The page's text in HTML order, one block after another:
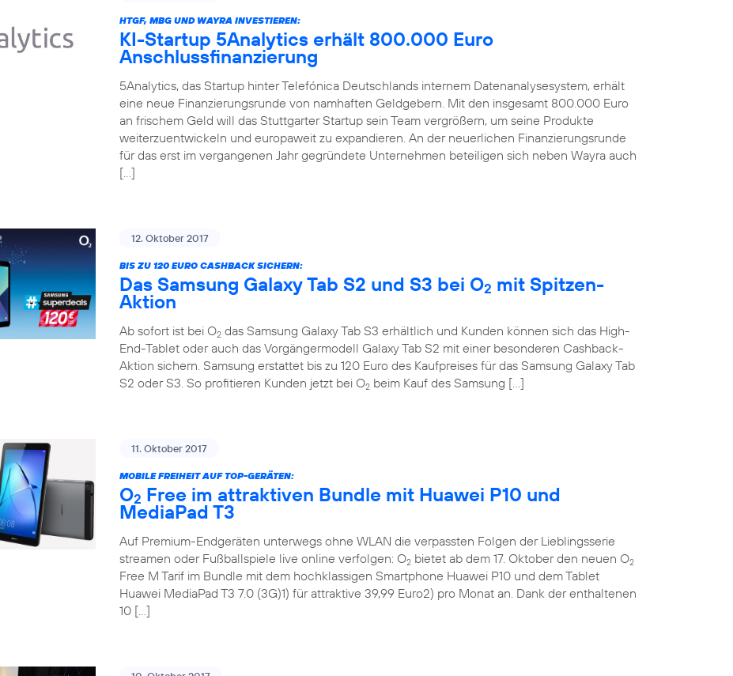
HTGF, MBG UND WAYRA INVESTIEREN:
KI-Startup 5Analytics erhält 800.000 Euro
Anschlussfinanzierung
5Analytics, das Startup hinter Telefónica Deutschlands internem Datenanalysesystem, erhält
eine neue Finanzierungsrunde von namhaften Geldgebern. Mit den insgesamt 800.000 Euro
an frischem Geld will das Stuttgarter Startup sein Team vergrößern, um seine Produkte
weiterzuentwickeln und europaweit zu expandieren. An der neuerlichen Finanzierungsrunde
für das erst im vergangenen Jahr gegründete Unternehmen beteiligen sich neben Wayra auch
[…]
12. Oktober 2017
BIS ZU 120 EURO CASHBACK SICHERN:
Das Samsung Galaxy Tab S2 und S3 bei O2 mit Spitzen-
Aktion
Ab sofort ist bei O2 das Samsung Galaxy Tab S3 erhältlich und Kunden können sich das High-
End-Tablet oder auch das Vorgängermodell Galaxy Tab S2 mit einer besonderen Cashback-
Aktion sichern. Samsung erstattet bis zu 120 Euro des Kaufpreises für das Samsung Galaxy Tab
S2 oder S3. So profitieren Kunden jetzt bei O2 beim Kauf des Samsung […]
11. Oktober 2017
MOBILE FREIHEIT AUF TOP-GERÄTEN:
O2 Free im attraktiven Bundle mit Huawei P10 und
MediaPad T3
Auf Premium-Endgeräten unterwegs ohne WLAN die verpassten Folgen der Lieblingsserie
streamen oder Fußballspiele live online verfolgen: O2 bietet ab dem 17. Oktober den neuen O2
Free M Tarif im Bundle mit dem hochklassigen Smartphone Huawei P10 und dem Tablet
Huawei MediaPad T3 7.0 (3G)1) für attraktive 39,99 Euro2) pro Monat an. Dank der enthaltenen
10 […]